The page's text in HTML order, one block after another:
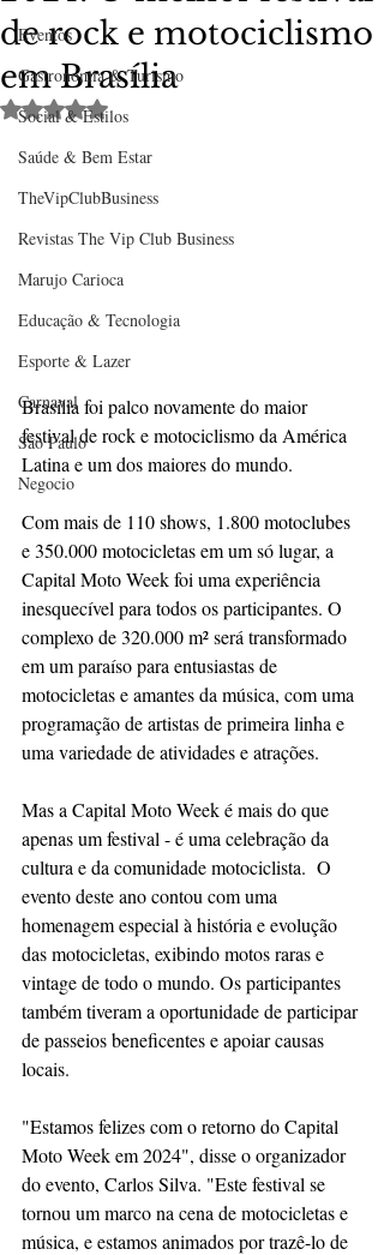
Eventos
Gastronomia & Turismo
Social & Estilos
Saúde & Bem Estar
TheVipClubBusiness
Revistas The Vip Club Business
Marujo Carioca
Educação & Tecnologia
Esporte & Lazer
Carnaval
São Paulo
Negocio
de rock e motociclismo
em Brasília
Avaliado com NaN de 5 estrelas.
Brasília foi palco novamente do maior
festival de rock e motociclismo da América
Latina e um dos maiores do mundo.
Com mais de 110 shows, 1.800 motoclubes
e 350.000 motocicletas em um só lugar, a
Capital Moto Week foi uma experiência
inesquecível para todos os participantes. O
complexo de 320.000 m² será transformado
em um paraíso para entusiastas de
motocicletas e amantes da música, com uma
programação de artistas de primeira linha e
uma variedade de atividades e atrações.
Mas a Capital Moto Week é mais do que
apenas um festival - é uma celebração da
cultura e da comunidade motociclista.  O
evento deste ano contou com uma
homenagem especial à história e evolução
das motocicletas, exibindo motos raras e
vintage de todo o mundo. Os participantes
também tiveram a oportunidade de participar
de passeios beneficentes e apoiar causas
locais.
"Estamos felizes com o retorno do Capital
Moto Week em 2024", disse o organizador
do evento, Carlos Silva. "Este festival se
tornou um marco na cena de motocicletas e
música, e estamos animados por trazê-lo de